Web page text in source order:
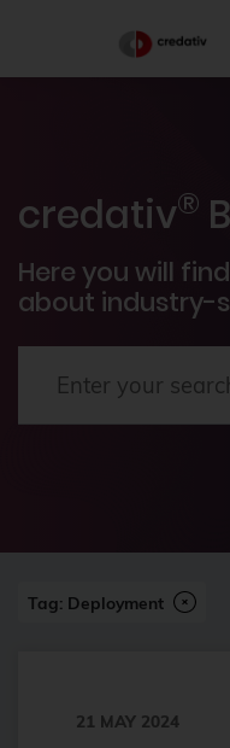
credativ®
Here you will
about industry-
Events
News
2024
Tag: Deployment
21 MAY 2024